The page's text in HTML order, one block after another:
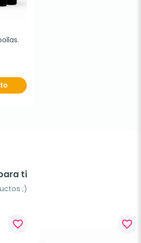
ti
;)
favorite_border favorite_border